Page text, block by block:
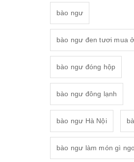
bào ngư
bào ngư đen tươi mua
bào ngư đóng hộp
bào ngư đông lạnh
bào ngư Hà Nội
bào ngư làm món gì